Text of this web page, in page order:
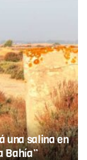
una salina en
Bahía”